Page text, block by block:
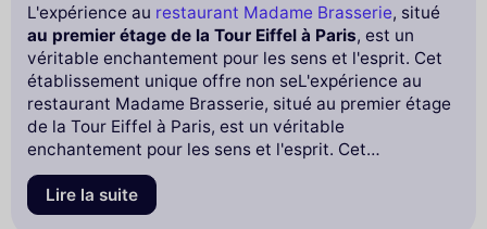
L'expérience au restaurant Madame Brasserie, situé
au premier étage de la Tour Eiffel à Paris, est un
véritable enchantement pour les sens et l'esprit. Cet
établissement unique offre non seL'expérience au
restaurant Madame Brasserie, situé au premier étage
de la Tour Eiffel à Paris, est un véritable
enchantement pour les sens et l'esprit. Cet
établissement unique offre non seulement
cuisine raffinée
ville de Paris, rendant chaque visite mémorable. C'est
Lire la suite